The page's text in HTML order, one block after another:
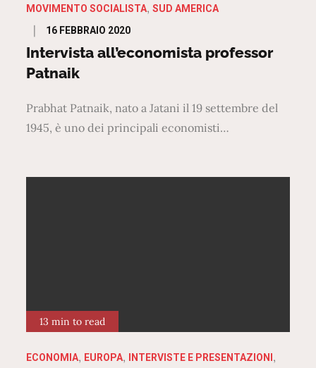
MOVIMENTO SOCIALISTA SUD AMERICA
Posted
on
16 FEBBRAIO 2020
Intervista all’economista professor
Patnaik
Prabhat Patnaik, nato a Jatani il 19 settembre del
1945, è uno dei principali economisti…
13 min to read
ECONOMIA EUROPA
INTERVISTE E PRESENTAZIONI